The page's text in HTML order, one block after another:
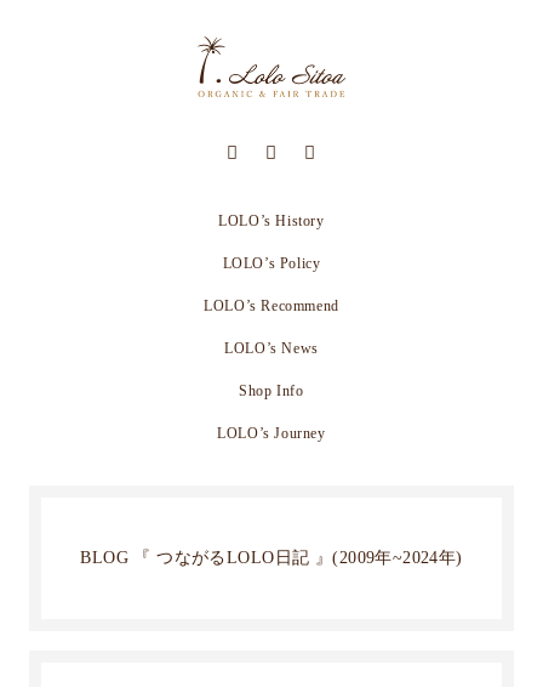
LOLO’s History
LOLO’s Policy
LOLO’s Recommend
LOLO’s News
Shop Info
LOLO’s Journey
BLOG 『 つながるLOLO日記 』(2009年~2024年)